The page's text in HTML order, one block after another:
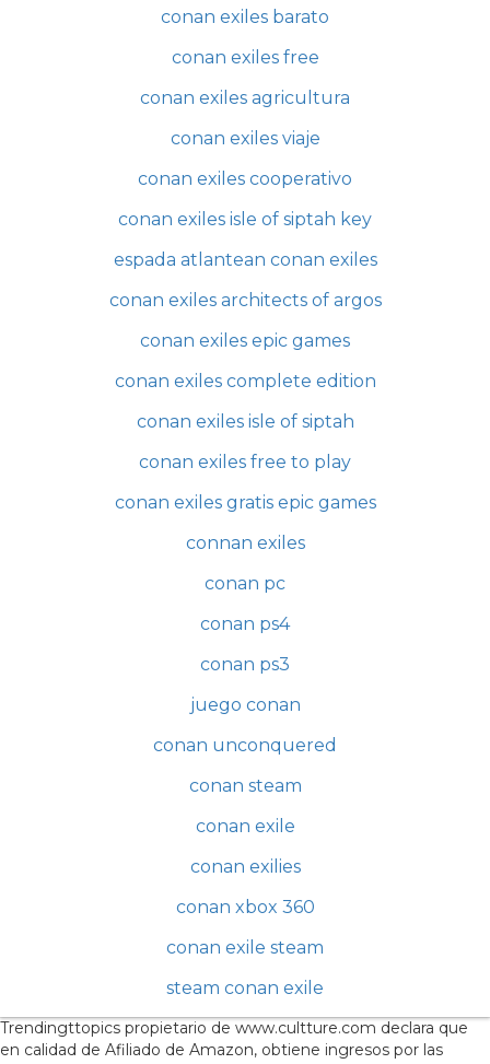
conan exiles barato
conan exiles free
conan exiles agricultura
conan exiles viaje
conan exiles cooperativo
conan exiles isle of siptah key
espada atlantean conan exiles
conan exiles architects of argos
conan exiles epic games
conan exiles complete edition
conan exiles isle of siptah
conan exiles free to play
conan exiles gratis epic games
connan exiles
conan pc
conan ps4
conan ps3
juego conan
conan unconquered
conan steam
conan exile
conan exilies
conan xbox 360
conan exile steam
steam conan exile
Trendingttopics propietario de www.cultture.com declara que
en calidad de Afiliado de Amazon, obtiene ingresos por las